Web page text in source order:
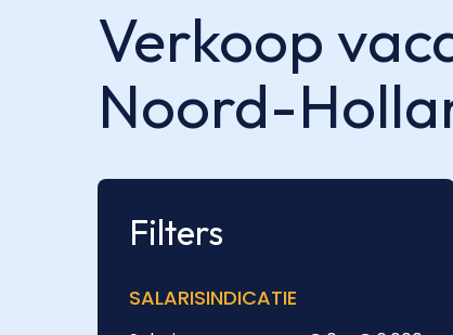
Verkoop
Noord-
Filters
SALARISINDICATIE